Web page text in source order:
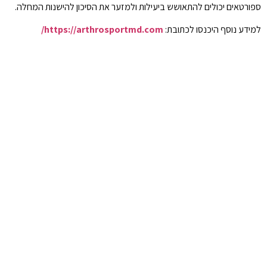
ספורטאים יכולים להתאושש ביעילות ולמזער את הסיכון להישנות המחלה.
למידע נוסף היכנסו לכתובת: https://arthrosportmd.com/